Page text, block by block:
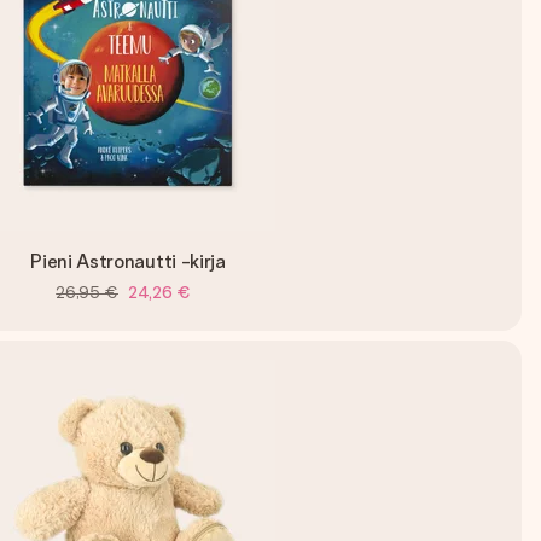
Pieni Astronautti -kirja
26,95 € 24,26 €